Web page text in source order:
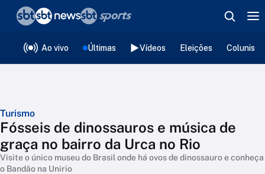
Ao vivo Últimas Vídeos Eleições
Turismo
Fósseis de dinossauros e música de
graça no bairro da Urca no Rio
Visite o único museu do Brasil onde há ovos de dinossauro e conheça
o Bandão na Unirio
❮voltar
Editorias